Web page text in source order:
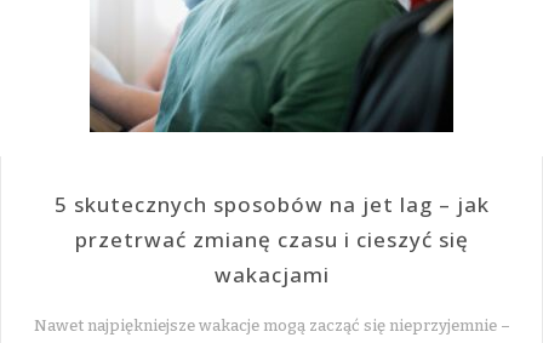
5 skutecznych sposobów na jet lag – jak
przetrwać zmianę czasu i cieszyć się
wakacjami
Nawet najpiękniejsze wakacje mogą zacząć się nieprzyjemnie –